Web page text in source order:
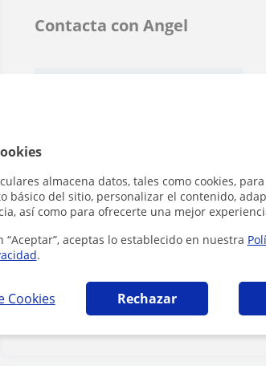
almacena datos, tales como cookies,
básico del sitio, personalizar el contenido,
así como para ofrecerte una mejor
“Aceptar”, aceptas lo establecido en nuestra
.
Cookies Rechazar
Contacta con Angel